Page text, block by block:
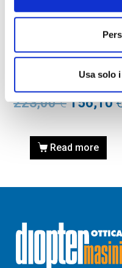
Usa solo
OCCHIALE DA SOLE,
BAN
Occhiale RAY-BAN
004/M2 53
223,00€ 156,10
Read more